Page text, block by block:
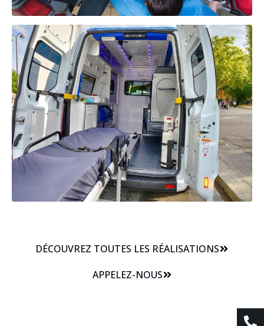
DÉCOUVREZ TOUTES LES RÉALISATIONS
APPELEZ-NOUS